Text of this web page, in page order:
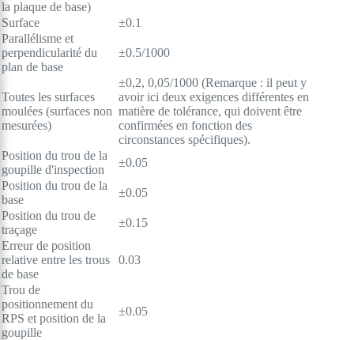
la plaque de base)
Surface
±0.1
Parallélisme et
perpendicularité du
plan de base
±0.5/1000
Toutes les surfaces
moulées (surfaces non
mesurées)
±0,2, 0,05/1000 (Remarque : il peut y
avoir ici deux exigences différentes en
matière de tolérance, qui doivent être
confirmées en fonction des
circonstances spécifiques).
Position du trou de la
goupille d'inspection
±0.05
Position du trou de la
base
±0.05
Position du trou de
traçage
±0.15
Erreur de position
relative entre les trous
de base
0.03
Trou de
positionnement du
RPS et position de la
goupille
±0.05